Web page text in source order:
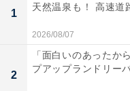
1
天然温泉も！ 高速道
2026/08/07
2
「面白いのあったか
プアップランドリー